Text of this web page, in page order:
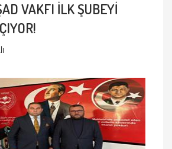
VAKFI İLK ŞUBEYİ